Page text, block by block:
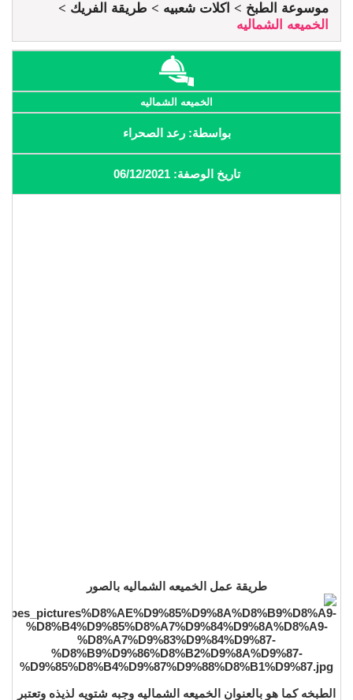
موسوعة الطبخ اكلات شعبيه
طريقة الفريك
الخميعه الشماليه
الخميعه الشماليه
بواسطة: رعد الصحراء
تاريخ الوصفة: 06/12/2021
طريقة عمل الخميعه الشماليه بالصور
الطبخه كما هو بالعنوان الخميعه الشماليه وجبه شتويه لذيذه وتعتبر